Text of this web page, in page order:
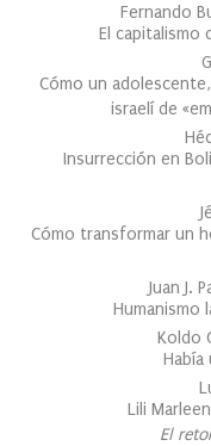
Fernando
El capitalismo
Cómo un
israelí de
Insurrección en
Cómo transformar un
Juan J.
Humanismo
Koldo
Había
Lili
El